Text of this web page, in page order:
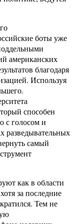
боты уже
американских
благодаря
Используя
способен
с голосом и
разведывательных
самый
как в области
за последние
Тем не